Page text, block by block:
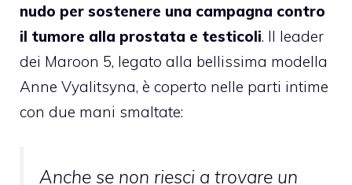
nudo per sostenere una campagna contro
il tumore alla prostata e testicoli. Il leader
dei Maroon 5, legato alla bellissima modella
Anne Vyalitsyna, è coperto nelle parti intime
con due mani smaltate:
Anche se non riesci a trovare un